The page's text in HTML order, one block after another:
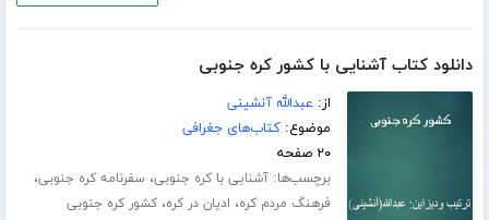
دانلود کتاب آشنایی با کشور کره جنوبی
از: عبدالله آنشینی
موضوع:کتاب‌های جغرافی
۲۰ صفحه
برچسب‌ها:آشنایی با کره جنوبی، سفرنامه کره جنوبی،
فرهنگ مردم کره، ادیان در کره،کشور کره جنوبی